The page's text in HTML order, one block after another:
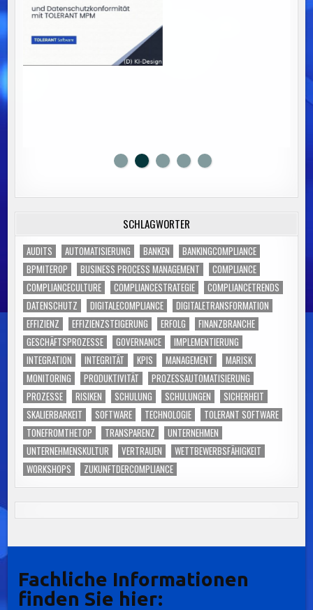
SCHLAGWÖRTER
AUDITS AUTOMATISIERUNG BANKEN
BANKINGCOMPLIANCE
BPMITEROP
BUSINESS PROCESS MANAGEMENT
COMPLIANCE
COMPLIANCECULTURE
COMPLIANCESTRATEGIE
COMPLIANCETRENDS
DATENSCHUTZ
DIGITALECOMPLIANCE
DIGITALETRANSFORMATION
EFFIZIENZ
EFFIZIENZSTEIGERUNG ERFOLG
FINANZBRANCHE
GESCHÄFTSPROZESSE
GOVERNANCE
IMPLEMENTIERUNG
INTEGRATION
INTEGRITÄT KPIS MANAGEMENT
MARISK
MONITORING
PRODUKTIVITÄT
PROZESSAUTOMATISIERUNG
PROZESSE
RISIKEN SCHULUNG SCHULUNGEN
SICHERHEIT
SKALIERBARKEIT
SOFTWARE TECHNOLOGIE
TOLERANT SOFTWARE
TONEFROMTHETOP
TRANSPARENZ
UNTERNEHMEN
UNTERNEHMENSKULTUR
VERTRAUEN
WETTBEWERBSFÄHIGKEIT
WORKSHOPS
ZUKUNFTDERCOMPLIANCE
Fachliche Informationen
finden Sie hier: